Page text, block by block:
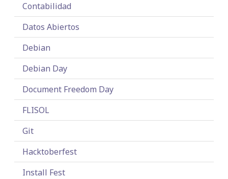
Contabilidad
Datos Abiertos
Debian
Debian Day
Document Freedom Day
FLISOL
Git
Hacktoberfest
Install Fest